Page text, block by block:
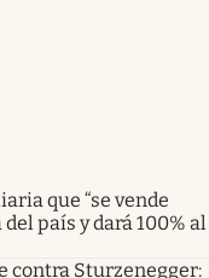
que “se vende
país y dará 100% al
contra Sturzenegger: